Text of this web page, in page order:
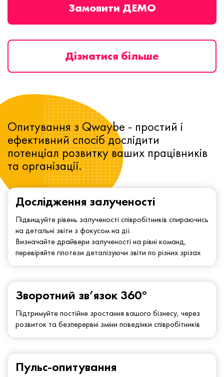
Замовити ДЕМО
Дізнатися більше
Дослідження залученості
Підвищуйте рівень залученості співробітників спираючись
на детальні звіти з фокусом на дії.
Визначайте драйвери залученості на рівні команд,
перевіряйте гіпотези деталізуючи звіти по різних зрізах
Зворотний зв’язок 360°
Підтримуйте постійне зростання вашого бізнесу, через
розвиток та безперервні зміни поведінки співробітників
Опитування з Qwaybe - простий і
ефективний спосіб дослідити
потенціал розвитку ваших працівників
та організації.
Пульс-опитування